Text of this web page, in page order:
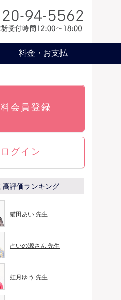
料金・お支払
会員登録
ログイン
高評価ランキング
猫田あい 先生
占いの源さん 先生
虹月ゆう 先生